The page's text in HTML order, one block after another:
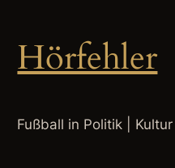
springen
Hörfehler
Fußball in Politik |